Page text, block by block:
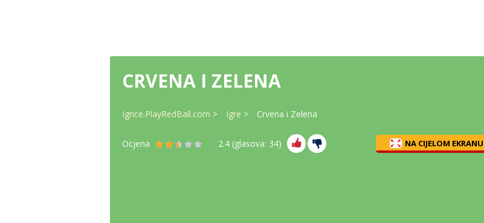
CRVENA I ZELENA
Igrice.PlayRedBall.com Igre Crvena i Zelena
Ocjena 2.4 (glasova: 34) NA CIJELOM EKRANU